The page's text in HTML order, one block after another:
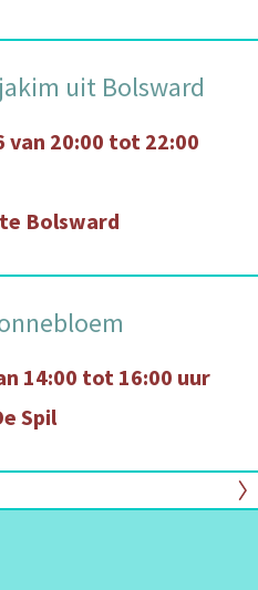
uit Bolsward
van 20:00 tot 22:00
Bolsward
14:00 tot 16:00 uur
Spil